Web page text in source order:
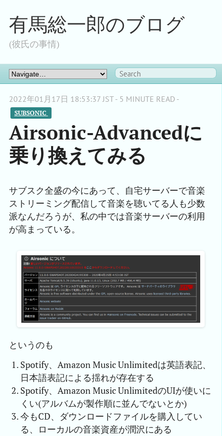
有馬総一郎のブログ
(彼氏の事情)
2022年01月17日 18:53:37 JST - 5 MINUTE READ -
SUBSONIC
Airsonic-Advancedに
乗り換えてみる
サブスク全盛の今にあって、自宅サーバーで音楽
ストリーミング配信して音楽を聴いてる人も少数
派なんだろうが、私の中では音楽サーバーの利用
が高まっている。
というのも
Spotify、Amazon Music Unlimitedは英語表記、
日本語表記による揺れが存在する
Spotify、Amazon Music UnlimitedのUIが使いに
くい(アルバムが製作順に並んでないとか)
今もCD、ダウンロードファイルを購入してい
る、ローカルの音楽資産が潤沢にある